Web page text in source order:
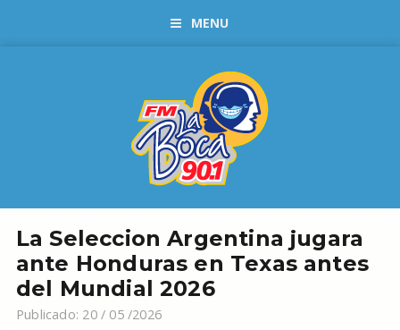
MENU
La Seleccion Argentina jugara
ante Honduras en Texas antes
del Mundial 2026
Publicado: 20 / 05 /2026